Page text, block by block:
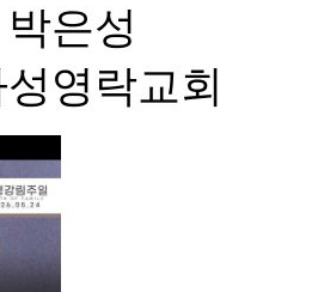
은성
영락교회